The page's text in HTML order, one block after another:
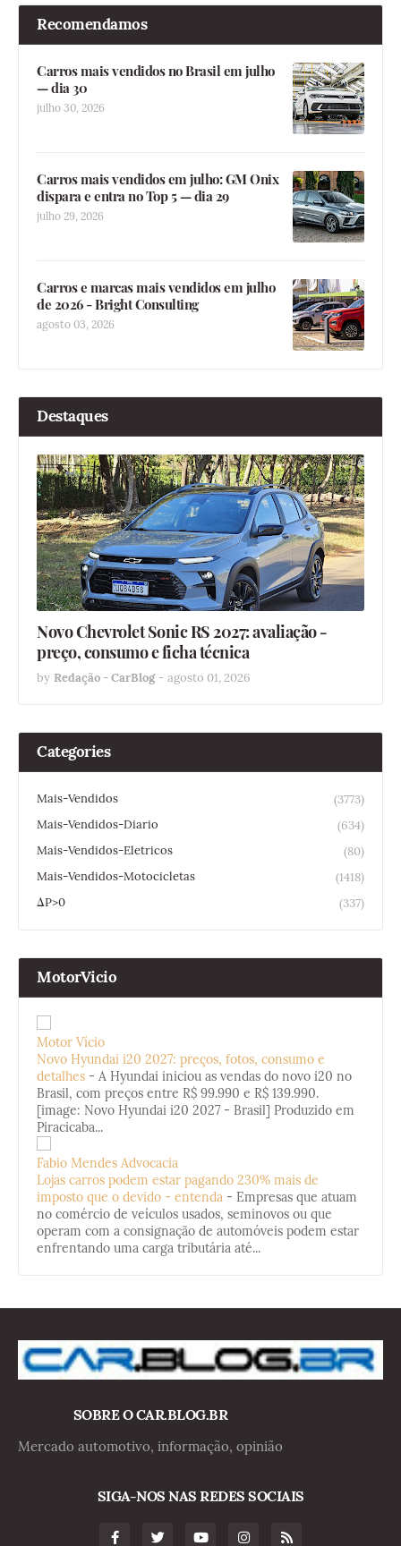
Recomendamos
Carros mais vendidos no Brasil em julho
— dia 30
julho 30, 2026
Carros mais vendidos em julho: GM Onix
dispara e entra no Top 5 — dia 29
julho 29, 2026
Carros e marcas mais vendidos em julho
de 2026 - Bright Consulting
agosto 03, 2026
Destaques
Novo Chevrolet Sonic RS 2027: avaliação -
preço, consumo e ficha técnica
by Redação - CarBlog - agosto 01, 2026
Categories
Mais-Vendidos
(3773)
Mais-Vendidos-Diario
(634)
Mais-Vendidos-Eletricos
(80)
Mais-Vendidos-Motocicletas
(1418)
ΔP>0
(337)
MotorVicio
Motor Vício
Novo Hyundai i20 2027: preços, fotos, consumo e
detalhes - A Hyundai iniciou as vendas do novo i20 no
Brasil, com preços entre R$ 99.990 e R$ 139.990.
[image: Novo Hyundai i20 2027 - Brasil] Produzido em
Piracicaba...
Fabio Mendes Advocacia
Lojas carros podem estar pagando 230% mais de
imposto que o devido - entenda - Empresas que atuam
no comércio de veículos usados, seminovos ou que
operam com a consignação de automóveis podem estar
enfrentando uma carga tributária até...
SOBRE O CAR.BLOG.BR
Mercado automotivo, informação, opinião
SIGA-NOS NAS REDES SOCIAIS